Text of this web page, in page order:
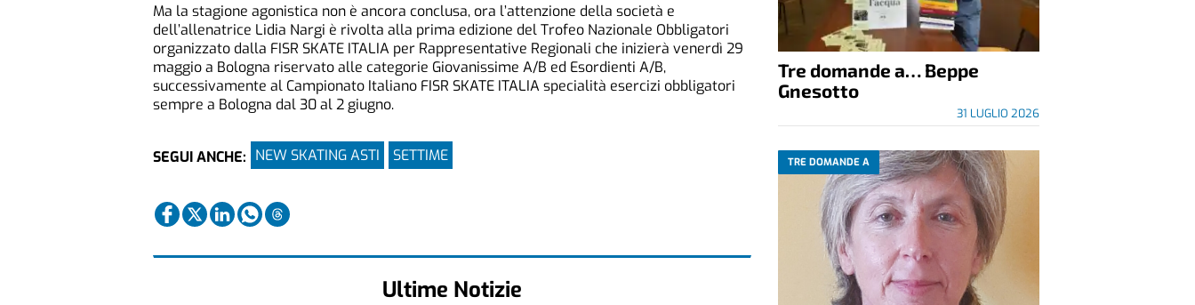
Ma la stagione agonistica non è ancora conclusa, ora l’attenzione della società e
dell’allenatrice Lidia Nargi è rivolta alla prima edizione del Trofeo Nazionale Obbligatori
organizzato dalla FISR SKATE ITALIA per Rappresentative Regionali che inizierà venerdì 29
maggio a Bologna riservato alle categorie Giovanissime A/B ed Esordienti A/B,
successivamente al Campionato Italiano FISR SKATE ITALIA specialità esercizi obbligatori
sempre a Bologna dal 30 al 2 giugno.
SEGUI ANCHE: NEW SKATING ASTI SETTIME
Ultime Notizie
Tre domande a… Beppe
Gnesotto
31 LUGLIO 2026
TRE DOMANDE A